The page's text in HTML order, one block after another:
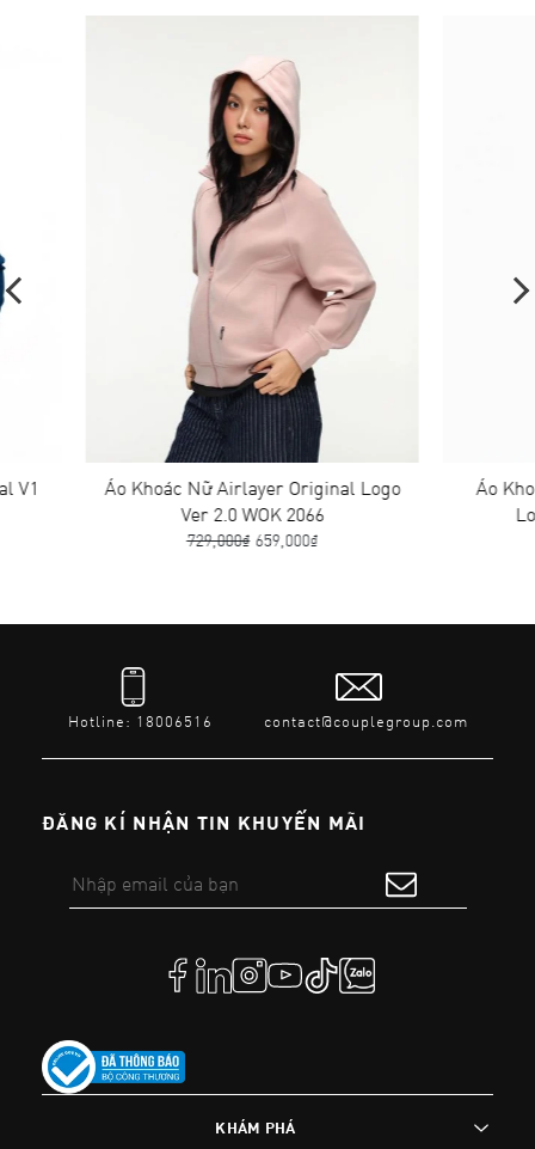
Áo Khoác Nữ Airlayer Original Logo
Ver 2.0 WOK 2066
729,000₫ 659,000₫
Áo
Logo
Hotline: 18006516 contact@couplegroup.com
ĐĂNG KÍ NHẬN TIN KHUYẾN MÃI
KHÁM PHÁ